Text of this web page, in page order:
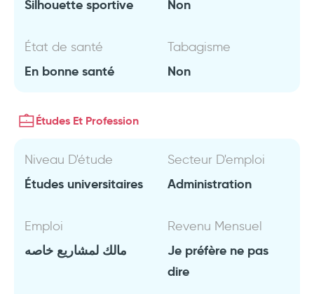
Silhouette sportive Non
État de santé
En bonne santé
Tabagisme
Non
Études Et Profession
Niveau D'étude
Études universitaires
Secteur D'emploi
Administration
Emploi
مالك لمشاريع خاصه
Revenu Mensuel
Je préfère ne pas
dire